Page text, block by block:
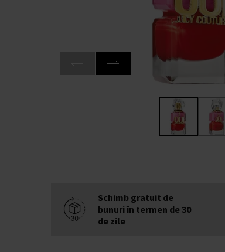
Schimb gratuit de
bunuri în termen de 30
de zile